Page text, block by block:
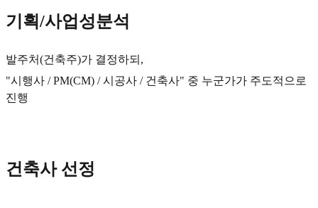
기획/사업성분석
발주처(건축주)가 결정하되,
"시행사 / PM(CM) / 시공사 / 건축사" 중 누군가가 주도적으로
진행
건축사 선정